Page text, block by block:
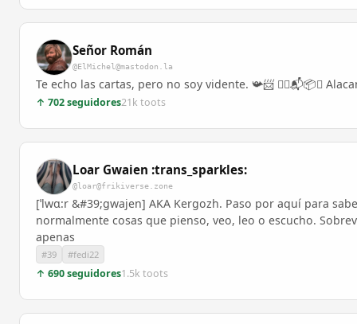
Señor Román
@ElMichel@mastodon.la
Te echo las cartas, pero no soy vidente. 📯📨 ✍🏾📬📦🍉
↑ 702 seguidores21k toots
Loar Gwaien :trans_sparkles:
@loar@frikiverse.zone
[ˈlwɑ:r &#39;gwajen] AKA Kergozh. Paso por aquí para
normalmente cosas que pienso, veo, leo o escucho.
apenas
#39 #fedi22
↑ 690 seguidores1.5k toots